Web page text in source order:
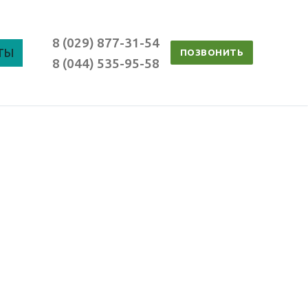
8 (029) 877-31-54
8 (044) 535-95-58
ПОЗВОНИТЬ